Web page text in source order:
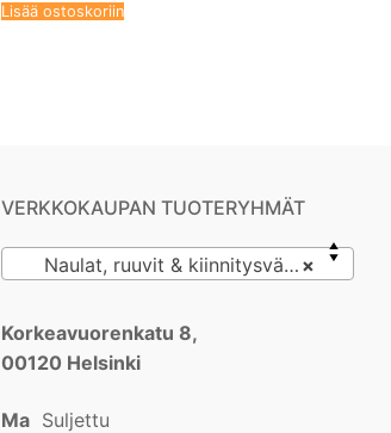
Lisää ostoskoriin
VERKKOKAUPAN TUOTERYHMÄT
×
Naulat, ruuvit & kiinnitysvälineet
Korkeavuorenkatu 8,
00120 Helsinki
Ma Suljettu